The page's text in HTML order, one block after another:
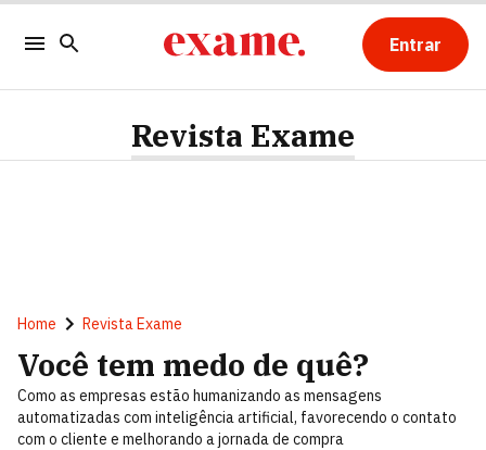
Entrar
Revista Exame
Home Revista Exame
Você tem medo de quê?
Como as empresas estão humanizando as mensagens
automatizadas com inteligência artificial, favorecendo o contato
com o cliente e melhorando a jornada de compra